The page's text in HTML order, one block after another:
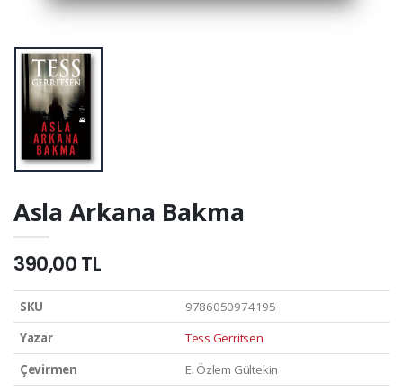
Asla Arkana Bakma
390,00 TL
SKU
9786050974195
Yazar
Tess Gerritsen
Çevirmen
E. Özlem Gültekin